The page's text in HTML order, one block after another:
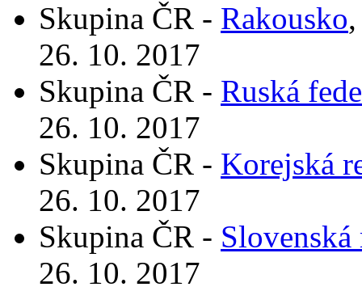
Skupina ČR - Rakousko
26. 10. 2017
Skupina ČR - Ruská
26. 10. 2017
Skupina ČR - Korejská
26. 10. 2017
Skupina ČR -
26. 10. 2017